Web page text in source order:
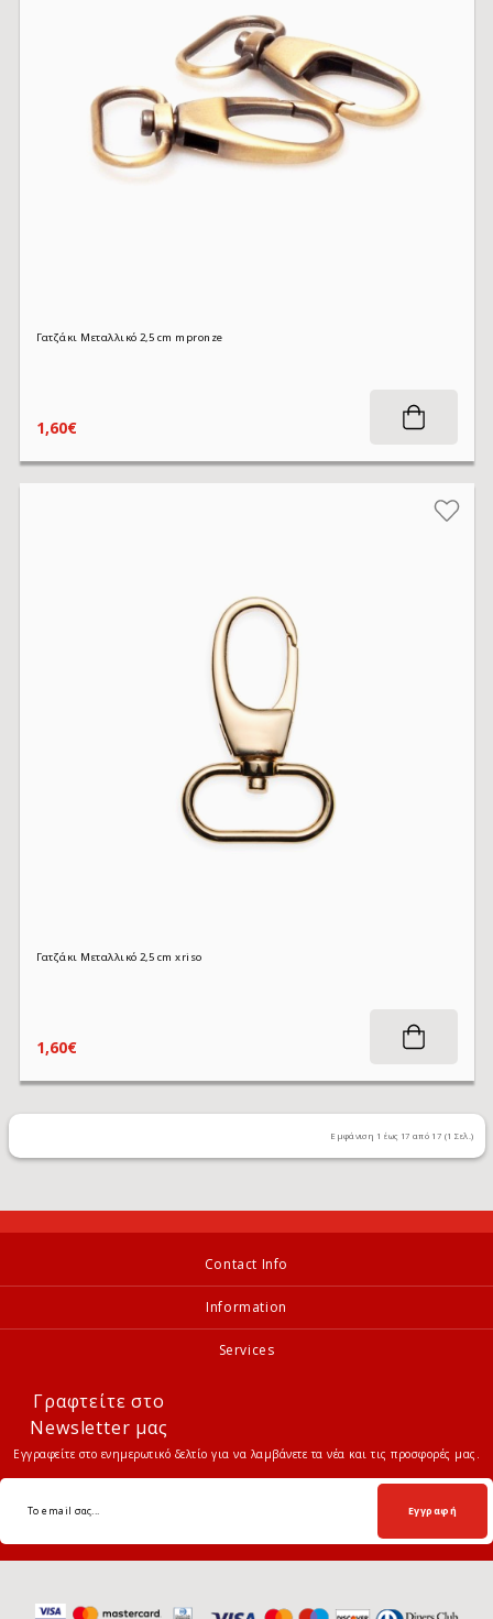
Γατζάκι Μεταλλικό 2,5 cm mpronze
1,60€
Γατζάκι Μεταλλικό 2,5 cm xriso
1,60€
Εμφάνιση 1 έως 17 από 17 (1 Σελ.)
Contact Info
Information
Services
Γραφτείτε στο
Newsletter μας
Εγγραφείτε στο ενημερωτικό δελτίο για να λαμβάνετε τα νέα και τις προσφορές μας.
Εγγραφή